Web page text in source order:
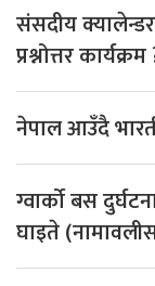
संसदीय
प्रश्नोत्तर कार्यक्रम
नेपाल आउँदै
ग्वार्को बस
घाइते